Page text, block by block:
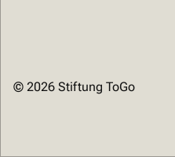
© 2026 Stiftung ToGo